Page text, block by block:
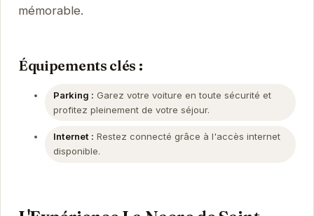
mémorable.
Équipements clés :
Parking : Garez votre voiture en toute sécurité et
profitez pleinement de votre séjour.
Internet : Restez connecté grâce à l'accès internet
disponible.